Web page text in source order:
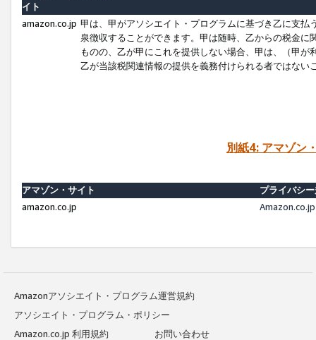
イト
amazon.co.jp 甲は、甲がアソシエイト・プログラムに基づき乙に支
泉徴収することができます。甲は随時、乙からの税金
ものの、乙が甲にこれを提供しない場合、甲は、（甲
乙が当該税関連情報の提供を義務付けられる者ではな
別紙4: アマゾン
アマゾン・サイト
プライバシ
amazon.co.jp
Amazonアソシエイト・プログラム運営規約
アソシエイト・プログラム・ポリシー
Amazon.co.jp 利用規約
お問い合わせ